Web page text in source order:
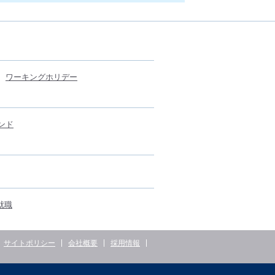
ワーキングホリデー
ド
職
サイトポリシー 会社概要 採用情報